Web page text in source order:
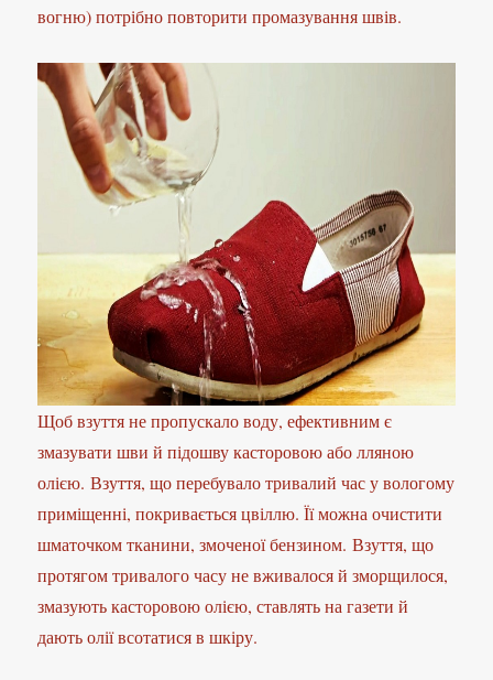
вогню) потрібно повторити промазування швів.
Щоб взуття не пропускало воду, ефективним є
змазувати шви й підошву касторовою або лляною
олією. Взуття, що перебувало тривалий час у вологому
приміщенні, покривається цвіллю. Її можна очистити
шматочком тканини, змоченої бензином. Взуття, що
протягом тривалого часу не вживалося й зморщилося,
змазують касторовою олією, ставлять на газети й
дають олії всотатися в шкіру.